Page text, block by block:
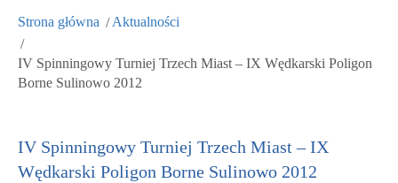
Strona główna Aktualności
IV Spinningowy Turniej Trzech Miast – IX Wędkarski Poligon
Borne Sulinowo 2012
IV Spinningowy Turniej Trzech Miast – IX
Wędkarski Poligon Borne Sulinowo 2012